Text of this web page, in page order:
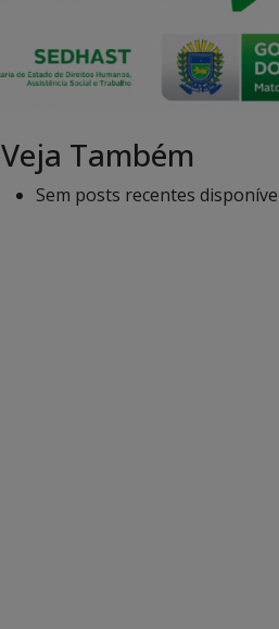
Veja Também
Sem posts recentes